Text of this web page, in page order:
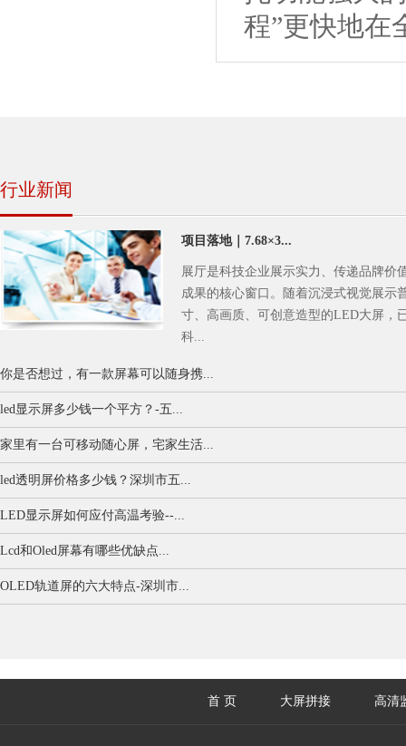
程”更快地在
行业新闻
项目落地｜7.68×3...
展厅是科技企业展示实力、传递品牌价
成果的核心窗口。随着沉浸式视觉展示
寸、高画质、可创意造型的LED大屏，
科...
你是否想过，有一款屏幕可以随身携...
led显示屏多少钱一个平方？-五...
家里有一台可移动随心屏，宅家生活...
led透明屏价格多少钱？深圳市五...
LED显示屏如何应付高温考验--...
Lcd和Oled屏幕有哪些优缺点...
OLED轨道屏的六大特点-深圳市...
首 页 大屏拼接 高清